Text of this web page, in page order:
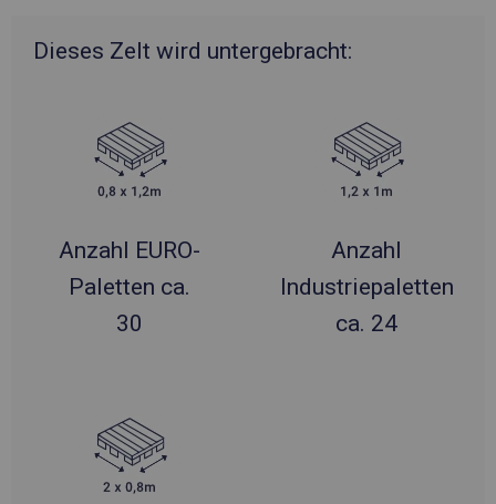
Dieses Zelt wird untergebracht:
Anzahl EURO-
Paletten ca.
30
Anzahl
Industriepaletten
ca. 24